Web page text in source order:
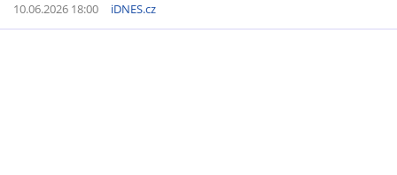
10.06.2026 18:00 iDNES.cz